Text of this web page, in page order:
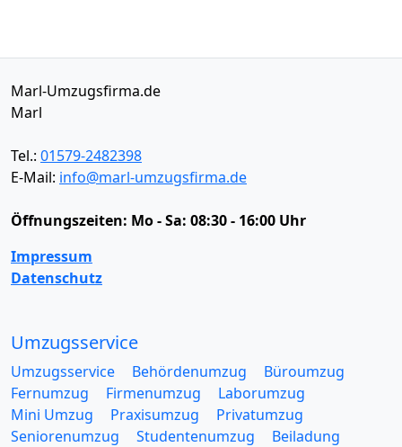
Marl-Umzugsfirma.de
Marl
Tel.: 01579-2482398
E-Mail: info@marl-umzugsfirma.de
Öffnungszeiten: Mo - Sa: 08:30 - 16:00 Uhr
Impressum
Datenschutz
Umzugsservice
Umzugsservice Behördenumzug
Büroumzug
Fernumzug
Firmenumzug
Laborumzug
Mini Umzug
Praxisumzug
Privatumzug
Seniorenumzug
Studentenumzug
Beiladung